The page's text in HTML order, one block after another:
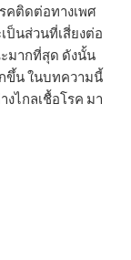
คติดต่อทางเพศ
ป็นส่วนที่เสี่ยงต่อ
มากที่สุด ดังนั้น
ขึ้น ในบทความนี้
ไกลเชื้อโรค มา